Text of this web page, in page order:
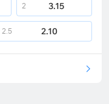
2 3.15
2.5 2.10